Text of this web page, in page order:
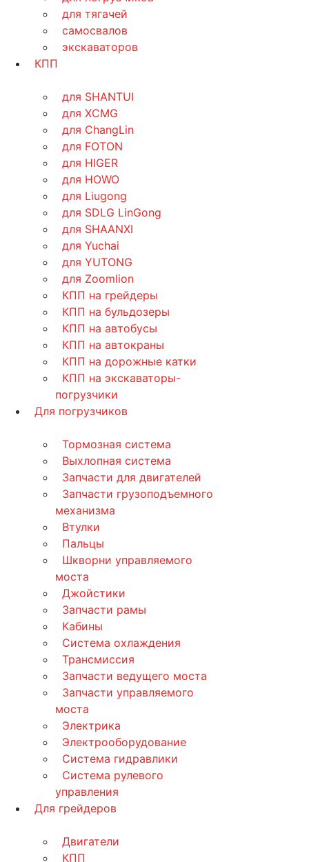
для тягачей
самосвалов
экскаваторов
КПП
для SHANTUI
для XCMG
для ChangLin
для FOTON
для HIGER
для HOWO
для Liugong
для SDLG LinGong
для SHAANXI
для Yuchai
для YUTONG
для Zoomlion
КПП на грейдеры
КПП на бульдозеры
КПП на автобусы
КПП на автокраны
КПП на дорожные катки
КПП на экскаваторы-
погрузчики
Для погрузчиков
Тормозная система
Выхлопная система
Запчасти для двигателей
Запчасти грузоподъемного
механизма
Втулки
Пальцы
Шкворни управляемого
моста
Джойстики
Запчасти рамы
Кабины
Система охлаждения
Трансмиссия
Запчасти ведущего моста
Запчасти управляемого
моста
Электрика
Электрооборудование
Система гидравлики
Система рулевого
управления
Для грейдеров
Двигатели
КПП